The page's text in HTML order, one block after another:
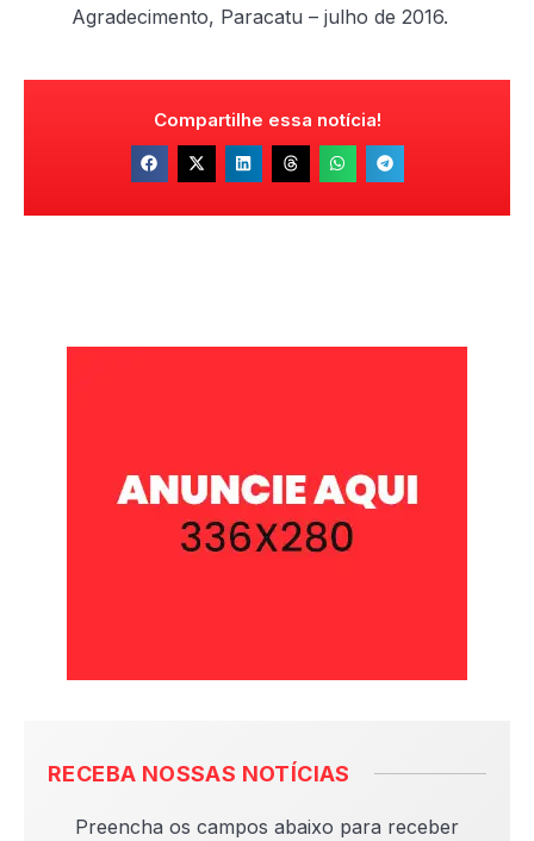
Agradecimento, Paracatu – julho de 2016.
Compartilhe essa notícia!
RECEBA NOSSAS NOTÍCIAS
Preencha os campos abaixo para receber